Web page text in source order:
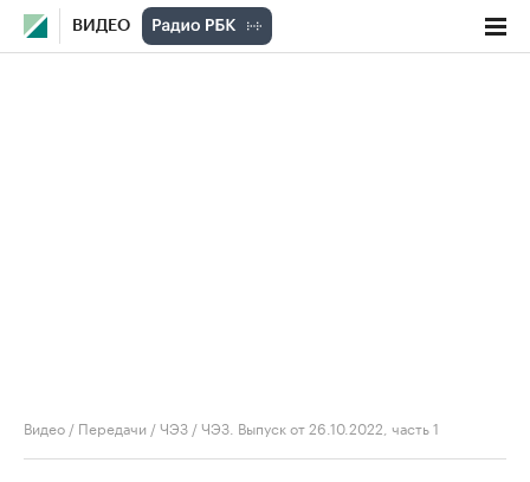
ВИДЕО
Видео / Передачи /ЧЭЗ /ЧЭЗ. Выпуск от 26.10.2022, часть 1